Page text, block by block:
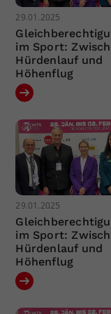
29.01.2025
im Sport:
Hürdenlauf und
Höhenflug
29.01.2025
im Sport:
Hürdenlauf und
Höhenflug